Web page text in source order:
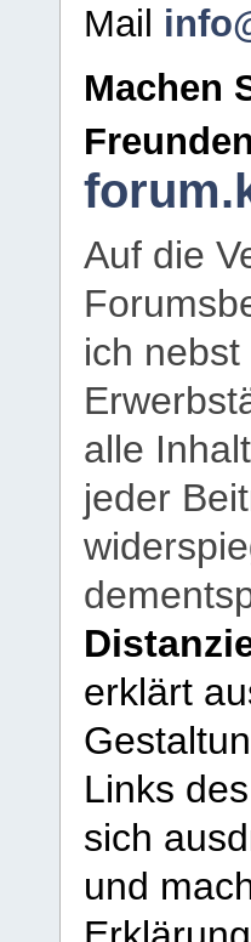
Mail
Machen
Auf die
ich
alle
jeder
erklärt
Links
sich
und